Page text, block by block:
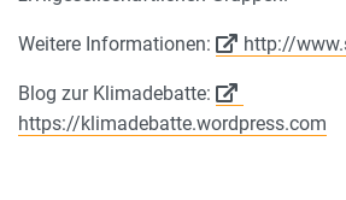
Weitere Informationen: http://
Blog zur Klimadebatte:
https://klimadebatte.wordpress.com